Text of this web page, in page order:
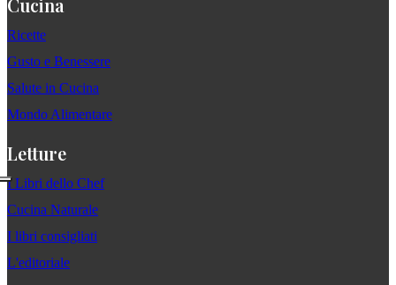
Ricette
Gusto e Benessere
Salute in Cucina
Mondo Alimentare
Letture
I Libri dello Chef
Cucina Naturale
I libri consigliati
L'editoriale